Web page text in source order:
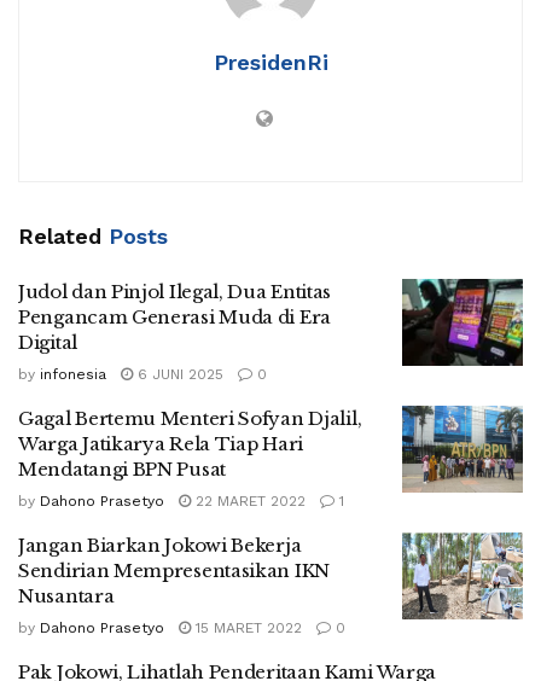
PresidenRi
Related Posts
Judol dan Pinjol Ilegal, Dua Entitas
Pengancam Generasi Muda di Era
Digital
by infonesia 6 JUNI 2025 0
Gagal Bertemu Menteri Sofyan Djalil,
Warga Jatikarya Rela Tiap Hari
Mendatangi BPN Pusat
by Dahono Prasetyo 22 MARET 2022 1
Jangan Biarkan Jokowi Bekerja
Sendirian Mempresentasikan IKN
Nusantara
by Dahono Prasetyo 15 MARET 2022 0
Pak Jokowi, Lihatlah Penderitaan Kami Warga